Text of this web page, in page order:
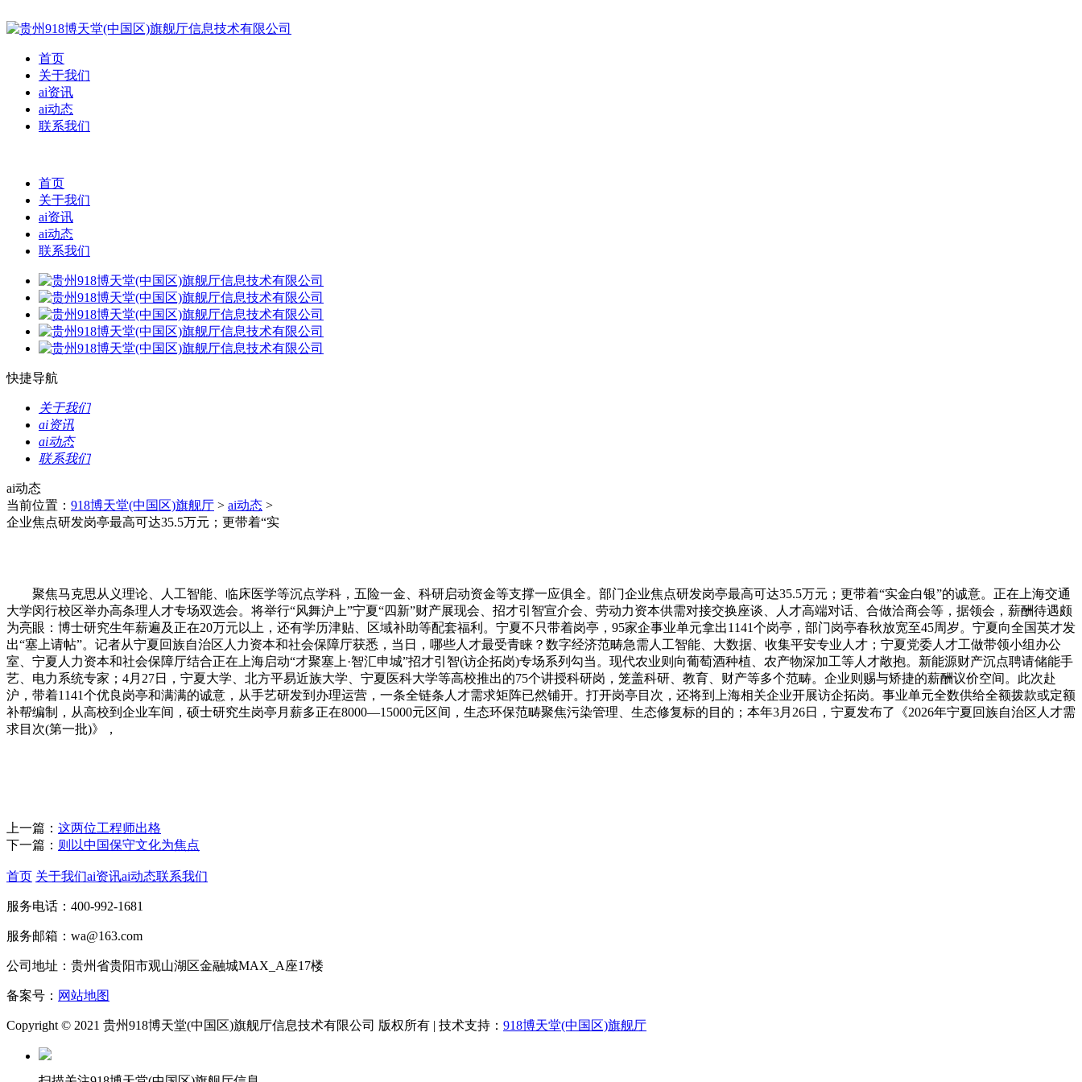
首页
关于我们
ai资讯
ai动态
联系我们
首页
关于我们
ai资讯
ai动态
联系我们
快捷导航
关于我们
ai资讯
ai动态
联系我们
ai动态
当前位置： 918博天堂(中国区)旗舰厅 > ai动态 >
企业焦点研发岗亭最高可达35.5万元；更带着“实
聚焦马克思从义理论、人工智能、临床医学等沉点学科，五险一金、科研启动资金等支撑一应俱全。部门企业焦点研发岗亭最高可达35.5万元；更带着“实金白银”的诚意。正在上海交通
大学闵行校区举办高条理人才专场双选会。将举行“风舞沪上”宁夏“四新”财产展现会、招才引智宣介会、劳动力资本供需对接交换座谈、人才高端对话、合做洽商会等，据领会，薪酬待遇颇
为亮眼：博士研究生年薪遍及正在20万元以上，还有学历津贴、区域补助等配套福利。宁夏不只带着岗亭，95家企事业单元拿出1141个岗亭，部门岗亭春秋放宽至45周岁。宁夏向全国英才发
出“塞上请帖”。记者从宁夏回族自治区人力资本和社会保障厅获悉，当日，哪些人才最受青睐？数字经济范畴急需人工智能、大数据、收集平安专业人才；宁夏党委人才工做带领小组办公
室、宁夏人力资本和社会保障厅结合正在上海启动“才聚塞上·智汇申城”招才引智(访企拓岗)专场系列勾当。现代农业则向葡萄酒种植、农产物深加工等人才敞抱。新能源财产沉点聘请储能手
艺、电力系统专家；4月27日，宁夏大学、北方平易近族大学、宁夏医科大学等高校推出的75个讲授科研岗，笼盖科研、教育、财产等多个范畴。企业则赐与矫捷的薪酬议价空间。此次赴
沪，带着1141个优良岗亭和满满的诚意，从手艺研发到办理运营，一条全链条人才需求矩阵已然铺开。打开岗亭目次，还将到上海相关企业开展访企拓岗。事业单元全数供给全额拨款或定额
补帮编制，从高校到企业车间，硕士研究生岗亭月薪多正在8000—15000元区间，生态环保范畴聚焦污染管理、生态修复标的目的；本年3月26日，宁夏发布了《2026年宁夏回族自治区人才需
求目次(第一批)》，
上一篇： 这两位工程师出格
下一篇： 则以中国保守文化为焦点
首页 关于我们ai资讯ai动态联系我们
服务电话：400-992-1681
服务邮箱：wa@163.com
公司地址：贵州省贵阳市观山湖区金融城MAX_A座17楼
备案号： 网站地图
Copyright © 2021 贵州918博天堂(中国区)旗舰厅信息技术有限公司 版权所有 | 技术支持： 918博天堂(中国区)旗舰厅